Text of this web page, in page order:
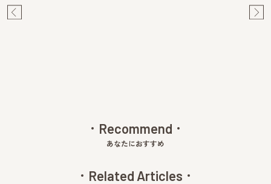
Recommend
あなたにおすすめ
Related Articles